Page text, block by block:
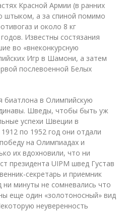
Красной Армии (в ранних
штыком, а за спиной помимо
и около 8 кг
Известны состязания
во «внеконкурсную
Игр в Шамони, а затем
послевоенной Белых
в Олимпийскую
Шведы, чтобы быть уж
успехи Швеции в
по 1952 год они отдали
на Олимпиадах и
их вдохновили, что ни
президента UIPM швед Густав
секретарь и приемник
минуты не сомневались что
еще один «золотоносный» вид
неуверенность